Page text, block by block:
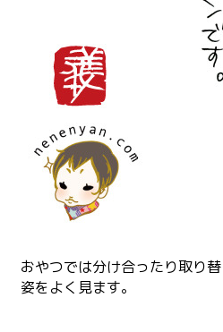
おやつでは分け合ったり取り
姿をよく見ます。